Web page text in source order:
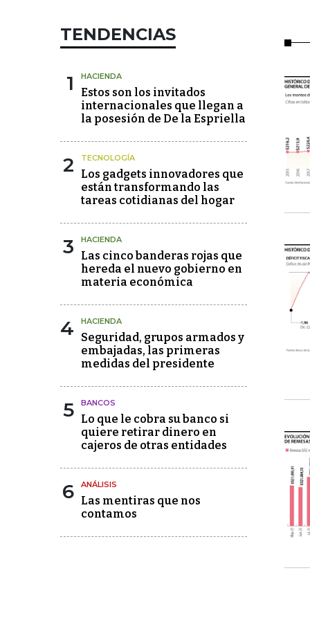
TENDENCIAS
1 HACIENDA
Estos son los invitados
internacionales que llegan a
la posesión de De la Espriella
2 TECNOLOGÍA
Los gadgets innovadores que
están transformando las
tareas cotidianas del hogar
3 HACIENDA
Las cinco banderas rojas que
hereda el nuevo gobierno en
materia económica
4 HACIENDA
Seguridad, grupos armados y
embajadas, las primeras
medidas del presidente
5 BANCOS
Lo que le cobra su banco si
quiere retirar dinero en
cajeros de otras entidades
6 ANÁLISIS
Las mentiras que nos
contamos